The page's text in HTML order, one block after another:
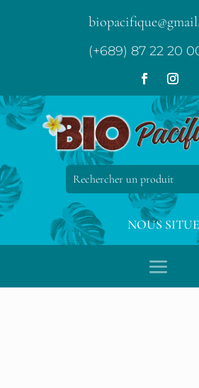
(+689) 87 22 20
NOUS